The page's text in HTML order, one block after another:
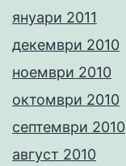
януари 2011
декември 2010
ноември 2010
октомври 2010
септември 2010
август 2010